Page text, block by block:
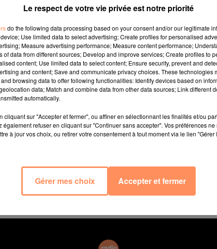
Un peu partout dans le monde, la nature reprend
de Pont de Gau, situé aux Saintes-Maries-de-la-
roses. Un nombre largement supérieur à
La Provence.
pendant les vacances de Pâques, est en effet
flamants roses, les aigrettes, les hérons, sont là et
jamais avant comme l’ibis falcinelle",explique
cette tranquillité :"Nous en avons compté près de 2
être lié au fait que nous disposons de pompes
, explique Frédéric Lamouroux.
Le respect de votre vie privée est notre priorité
do the following data processing based on your consent and/or our legitimate
Use limited data to select advertising; Create profiles for personalised
Measure advertising performance; Measure content performance;
of data from different sources; Develop and improve services; Create profiles to
content; Use limited data to select content; Ensure security, prevent and
and content; Save and communicate privacy choices. These technologies
browsing data to offer following functionalities: Identify devices based on
data; Match and combine data from other data sources; Link different
automatically.
cliquant sur "Accepter et fermer", ou affiner en sélectionnant les finalités et/ou
également refuser en cliquant sur "Continuer sans accepter". Vos préférences
à jour vos choix, ou retirer votre consentement à tout moment via le lien
Gérer mes choix Accepter et fermer